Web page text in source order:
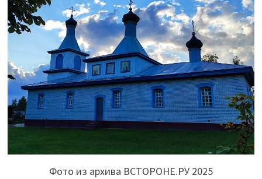
Фото из архива ВСТОРОНЕ.РУ 2025